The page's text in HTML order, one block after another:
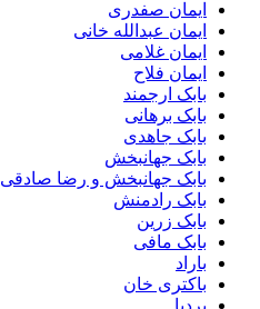
ایمان صفدری
ایمان عبدالله خانی
ایمان غلامی
ایمان فلاح
بابک ارجمند
بابک برهانی
بابک جاهدی
بابک جهانبخش
بابک جهانبخش و رضا صادقی
بابک رادمنش
بابک زرین
بابک مافی
باراد
باکتری خان
بردیا